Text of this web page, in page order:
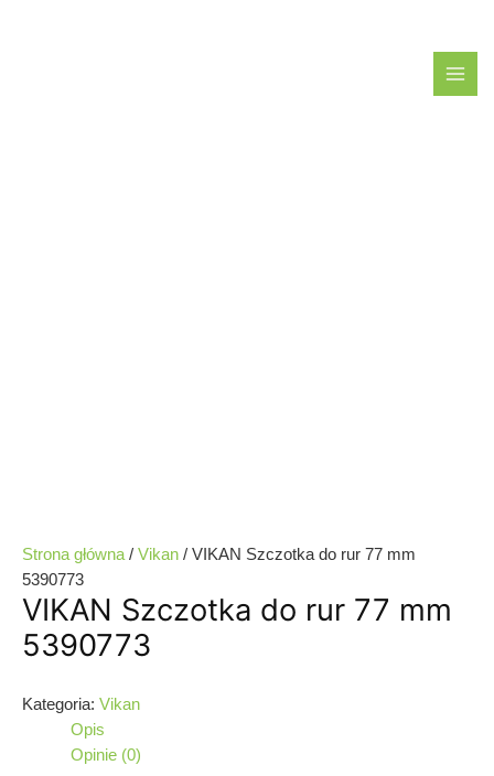
Strona główna / Vikan / VIKAN Szczotka do rur 77 mm
5390773
VIKAN Szczotka do rur 77 mm
5390773
Kategoria: Vikan
Opis
Opinie (0)